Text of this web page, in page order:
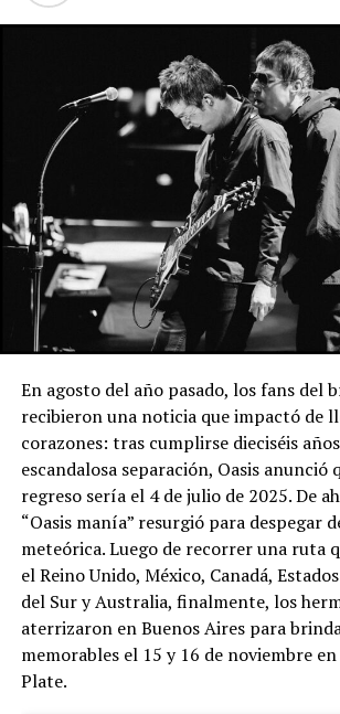
En agosto del año pasado, los fans del
recibieron una noticia que impactó de
corazones: tras cumplirse dieciséis
escandalosa separación, Oasis anunció
regreso sería el 4 de julio de 2025. De
“Oasis manía” resurgió para despegar
meteórica. Luego de recorrer una ruta
el Reino Unido, México, Canadá,
del Sur y Australia, finalmente, los
aterrizaron en Buenos Aires para
memorables el 15 y 16 de noviembre
Plate.